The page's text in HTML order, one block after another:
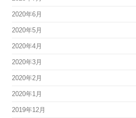
2020年6月
2020年5月
2020年4月
2020年3月
2020年2月
2020年1月
2019年12月